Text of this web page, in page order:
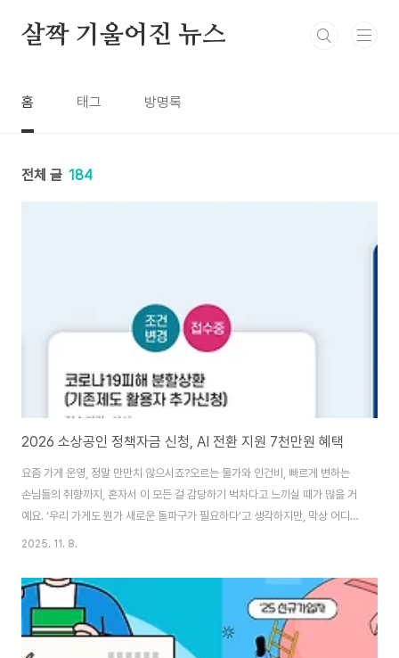
살짝 기울어진 뉴스
홈 태그 방명록
전체 글 184
2026 소상공인 정책자금 신청, AI 전환 지원 7천만원 혜택
요즘 가게 운영, 정말 만만치 않으시죠?오르는 물가와 인건비, 빠르게 변하는
손님들의 취향까지, 혼자서 이 모든 걸 감당하기 벅차다고 느끼실 때가 많을 거
예요. ‘우리 가게도 뭔가 새로운 돌파구가 필요하다’고 생각하지만, 막상 어디서
부터 시작해야 할지, 자금은 어떻게 마련해야 할지 막막하기만 합니다. 이런 고
목이 되어줄 수 있습니다. 지금의 어려움을 딛고 한 단계 더 도약할 수 있는 특
별한 기회, 지금부터 알기 쉽게 설명해 드릴게요.사업 혁신, 든든한 자금으로!혹
시 ‘AI’나 ‘디지털 전환’ 같은 단어들이 너무 멀게만 느껴지시나요?이제는 우리
가게에도 적용할 수 있는 현실적인 이야기가 되었습니다. 2026년 소상공인
2025. 11. 8.